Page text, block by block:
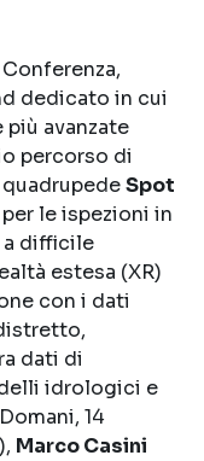
dedicato in cui
avanzate
percorso di
Spot
le ispezioni in
a difficile
estesa (XR)
con i dati
dati di
idrologici e
14
Marco Casini